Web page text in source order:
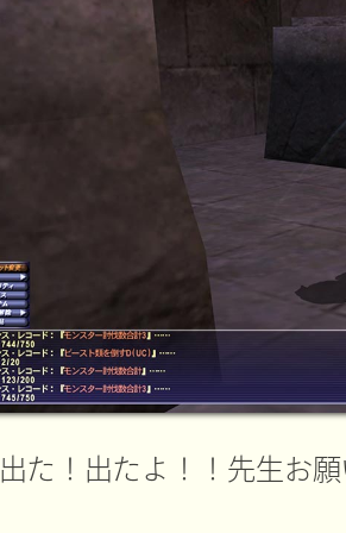
出た！出たよ！！先生お